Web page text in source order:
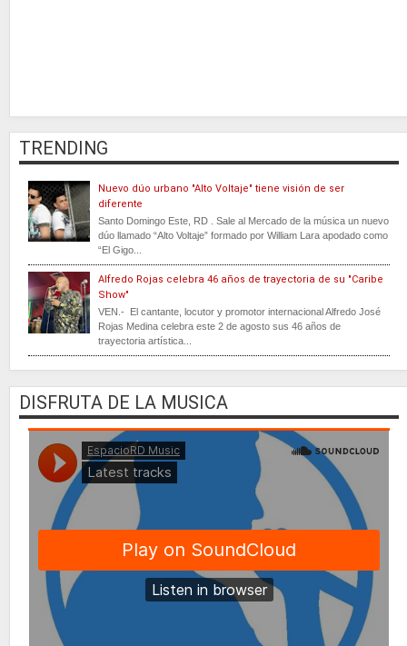
TRENDING
Nuevo dúo urbano "Alto Voltaje" tiene visión de ser
diferente
Santo Domingo Este, RD . Sale al Mercado de la música un nuevo
dúo llamado “Alto Voltaje” formado por William Lara apodado como
“El Gigo...
Alfredo Rojas celebra 46 años de trayectoria de su "Caribe
Show"
VEN.- El cantante, locutor y promotor internacional Alfredo José
Rojas Medina celebra este 2 de agosto sus 46 años de
trayectoria artística...
DISFRUTA DE LA MUSICA